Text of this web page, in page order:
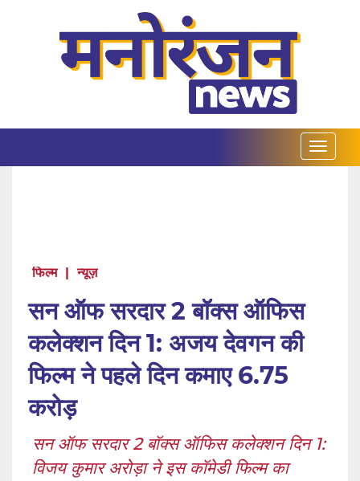
फिल्म | न्यूज़
सन ऑफ सरदार 2 बॉक्स ऑफिस
कलेक्शन दिन 1: अजय देवगन की
फिल्म ने पहले दिन कमाए 6.75
करोड़
सन ऑफ सरदार 2 बॉक्स ऑफिस कलेक्शन दिन 1:
विजय कुमार अरोड़ा ने इस कॉमेडी फिल्म का